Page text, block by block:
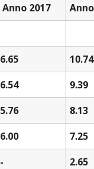
Anno 2017
6.65
10.74
6.54
9.39
5.76
8.13
6.00
7.25
- 2.65